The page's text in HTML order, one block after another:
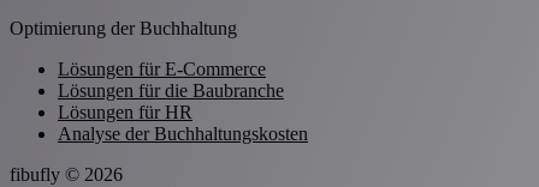
Optimierung der Buchhaltung
Lösungen für E-Commerce
Lösungen für die Baubranche
Lösungen für HR
Analyse der Buchhaltungskosten
fibufly © 2026